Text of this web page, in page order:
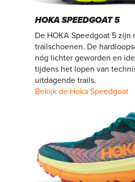
HOKA SPEEDGOAT 5
De HOKA Speedgoat 5 zijn
trailschoenen. De
nóg lichter geworden en
tijdens het lopen van
uitdagende trails.
Bekijk de Hoka Speedgoat